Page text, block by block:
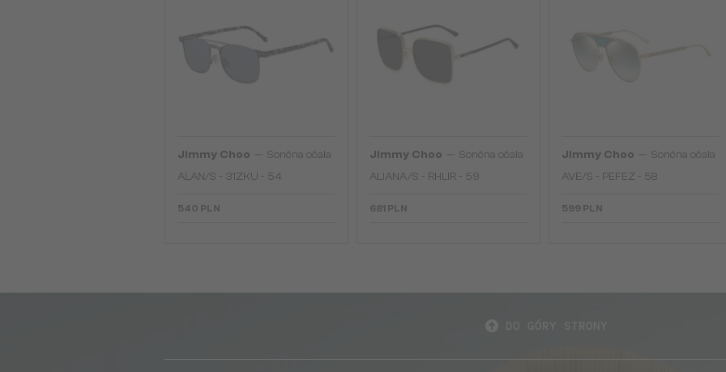
Jimmy Choo
Sončna očala
ALAN/S - 31ZKU - 54
540 PLN
Jimmy Choo
Sončna očala
ALIANA/S - RHLIR - 59
681 PLN
Jimmy Choo
Sončna očala
AVE/S - PEFEZ - 58
599 PLN